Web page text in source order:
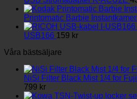
produktsidan
3,789 kr
Printomatic Barbie
USB166 159 kr
Våra bästsäljare
NiSi Filter Black Mist 1/4 for
799 kr